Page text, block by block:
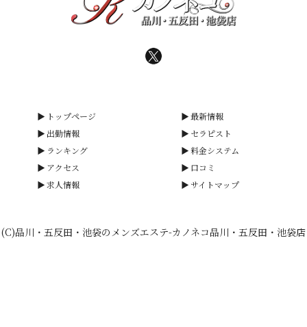
トップページ
最新情報
出勤情報
セラピスト
ランキング
料金システム
アクセス
口コミ
求人情報
サイトマップ
(C)品川・五反田・池袋のメンズエステ-カノネコ品川・五反田・池袋店